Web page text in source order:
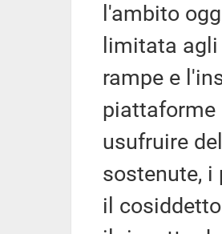
l'ambito
limitata
rampe e
piattaforme
usufruire
sostenute, i
il